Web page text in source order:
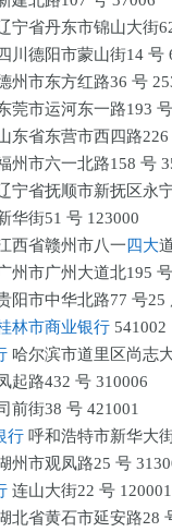
宁省丹东市锦山大街
四川德阳市蒙山街14 号
州市东方红路36 号
莞市运河东一路193
东省东营市西四路
州市六一北路158 号
宁省抚顺市新抚区永
华街51 号 123000
西省赣州市八一 四大
州市广州大道北195
阳市中华北路77 号25
林市商业银行 541002
哈尔滨市道里区尚志
起路432 号 310006
前街38 号 421001
行 呼和浩特市新华大
州市观凤路25 号
连山大街22 号 120001
北省黄石市延安路28